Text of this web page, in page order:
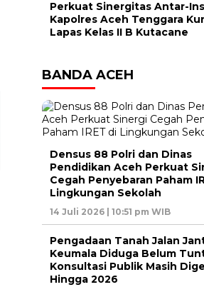
Perkuat Sinergitas Antar-
Kapolres Aceh Tenggara
Lapas Kelas II B Kutacane
BANDA ACEH
Densus 88 Polri dan Dinas
Pendidikan Aceh Perkuat
Cegah Penyebaran Paham
Lingkungan Sekolah
14 Juli 2026 | 10:51 pm WIB
Pengadaan Tanah Jalan
Keumala Diduga Belum
Konsultasi Publik Masih
Hingga 2026